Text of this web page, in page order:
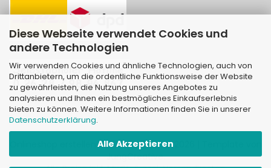
Diese Webseite verwendet Cookies und
andere Technologien
Wir verwenden Cookies und ähnliche Technologien, auch von
Drittanbietern, um die ordentliche Funktionsweise der Website
zu gewährleisten, die Nutzung unseres Angebotes zu
analysieren und Ihnen ein bestmögliches Einkaufserlebnis
bieten zu können. Weitere Informationen finden Sie in unserer
Datenschutzerklärung.
Alle Akzeptieren
mit Gambio.de © 2026 | Template von
JungCreative.